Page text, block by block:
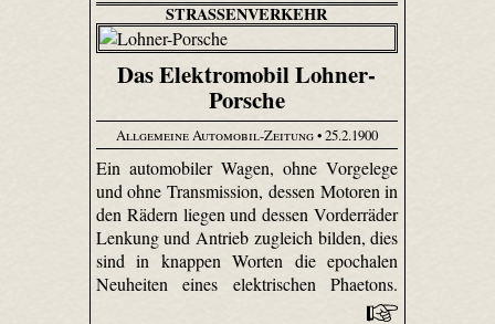
STRASSENVERKEHR
Das Elektromobil Lohner-
Porsche
Allgemeine Automobil-Zeitung• 25.2.1900
Ein automobiler Wagen, ohne Vorgelege
und ohne Transmission, dessen Motoren in
den Rädern liegen und dessen Vorderräder
Lenkung und Antrieb zugleich bilden, dies
sind in knappen Worten die epochalen
Neuheiten eines elektrischen Phaetons.